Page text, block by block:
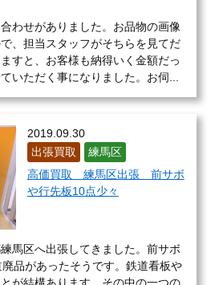
わせがありました。お品物の画像
、担当スタッフがそちらを見てだ
すと、お客様も納得いく金額だっ
いただく事になりました。お伺...
2019.09.30
出張買取
練馬区
高価買取 練馬区出張 前サボ
や行先板10点少々
馬区へ出張してきました。前サボ
品があったそうです。鉄道看板や